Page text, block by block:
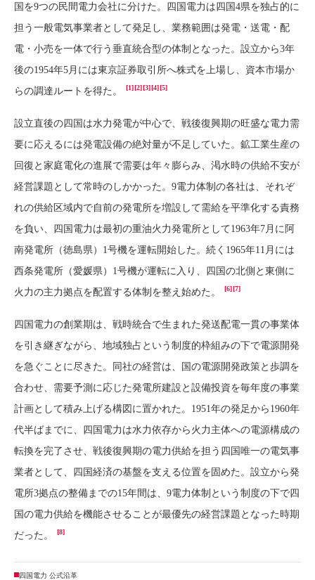
国を9つの民間電力会社に分けた。四国電力は四国4県を独占的に
担う一般電気事業者として発足し、業務範囲は発電・送電・配
電・小売を一体で行う垂直統合型の体制となった。設立から3年
後の1954年5月には東京証券取引所へ株式を上場し、資本市場か
らの調達ルートを得た。
[1][2][3][4][5]
設立直後の四国は水力発電が中心で、戦後復興期の旺盛な電力需
要に応えるには発電設備の絶対量が不足していた。鉱工業生産の
回復と家庭電化の進展で需要は年々膨らみ、渇水時の供給不安が
経営課題として常時のしかかった。9電力体制の各社は、それぞ
れの供給区域内で自前の発電所を増設して需給を平準化する責務
を負い、四国電力は最初の重油火力発電所として1963年7月に阿
南発電所（徳島県）1号機を運転開始した。続く1965年11月には
西条発電所（愛媛県）1号機が運転に入り、四国の北側と東側に
火力の主力拠点を配置する体制を整え始めた。
[6][7]
四国電力の創業期は、戦時統合で生まれた発送配電一貫の事業体
を引き継ぎながら、地域独占という制度的枠組みの下で電源開発
を急ぐことに尽きた。同社の経営は、国の電源開発政策と歩調を
合わせ、需要予測に応じた発電所建設と設備投資を毎年度の事業
計画として積み上げる構図に置かれた。1951年の発足から1960年
代半ばまでに、四国電力は水力依存から火力主体への電源構成の
転換を完了させ、戦後復興期の電力供給を担う四国唯一の電気事
業者として、四国経済の基盤を支える位置を固めた。設立から発
電所3拠点の整備までの15年間は、9電力体制という制度の下で四
国の電力供給を機能させることが最優先の経営課題となった時期
だった。
[8]
四国電力 公式沿革